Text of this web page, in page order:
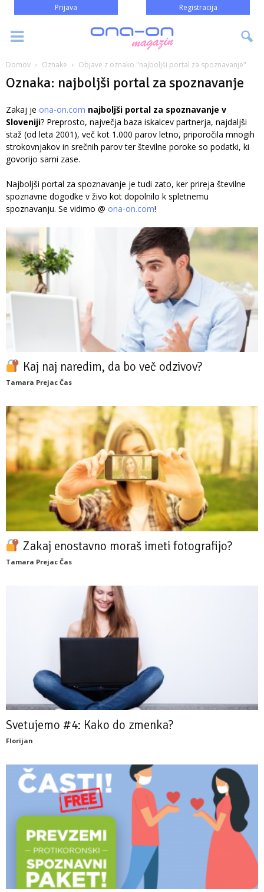
Prijava Registracija
Domov Oznake Objave z oznako "najboljši portal za spoznavanje"
Oznaka: najboljši portal za spoznavanje
Zakaj je ona-on.com najboljši portal za spoznavanje v
Sloveniji? Preprosto, največja baza iskalcev partnerja, najdaljši
staž (od leta 2001), več kot 1.000 parov letno, priporočila mnogih
strokovnjakov in srečnih parov ter številne poroke so podatki, ki
govorijo sami zase.
Najboljši portal za spoznavanje je tudi zato, ker prireja številne
spoznavne dogodke v živo kot dopolnilo k spletnemu
spoznavanju. Se vidimo @ ona-on.com!
Kaj naj naredim, da bo več odzivov?
Tamara Prejac Čas
Zakaj enostavno moraš imeti fotografijo?
Tamara Prejac Čas
Svetujemo #4: Kako do zmenka?
Florijan